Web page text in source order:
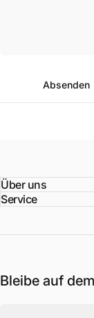
Absenden
Über uns
Service
Bleibe auf